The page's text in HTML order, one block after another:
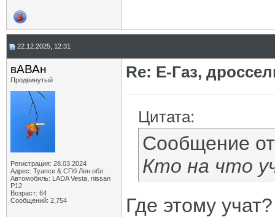
22.12.2025, 12:31
вАВАн
Продвинутый
Регистрация: 28.03.2024
Адрес: Туапсе & СПб Лен.обл.
Автомобиль: LADA Vesta, nissan
P12
Возраст: 64
Сообщений: 2,754
Re: Е-Газ,
Цитата:
Сообщение
Кто на что
Где этому